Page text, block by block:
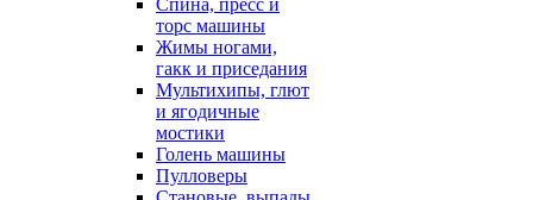
Спина, пресс и
торс машины
Жимы ногами,
гакк и приседания
Мультихипы, глют
и ягодичные
мостики
Голень машины
Пулловеры